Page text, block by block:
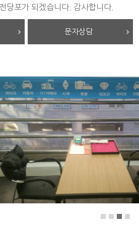
당포가 되겠습니다. 감사합니다.
문자상담